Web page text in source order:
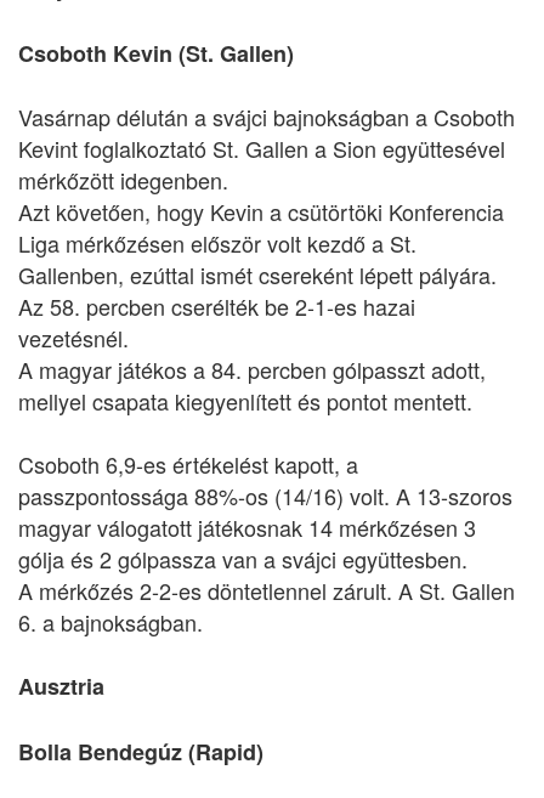
Csoboth Kevin (St. Gallen)
Vasárnap délután a svájci bajnokságban a Csoboth
Kevint foglalkoztató St. Gallen a Sion együttesével
mérkőzött idegenben.
Azt követően, hogy Kevin a csütörtöki Konferencia
Liga mérkőzésen először volt kezdő a St.
Gallenben, ezúttal ismét csereként lépett pályára.
Az 58. percben cserélték be 2-1-es hazai
vezetésnél.
A magyar játékos a 84. percben gólpasszt adott,
mellyel csapata kiegyenlített és pontot mentett.
Csoboth 6,9-es értékelést kapott, a
passzpontossága 88%-os (14/16) volt. A 13-szoros
magyar válogatott játékosnak 14 mérkőzésen 3
gólja és 2 gólpassza van a svájci együttesben.
A mérkőzés 2-2-es döntetlennel zárult. A St. Gallen
6. a bajnokságban.
Ausztria
Bolla Bendegúz (Rapid)